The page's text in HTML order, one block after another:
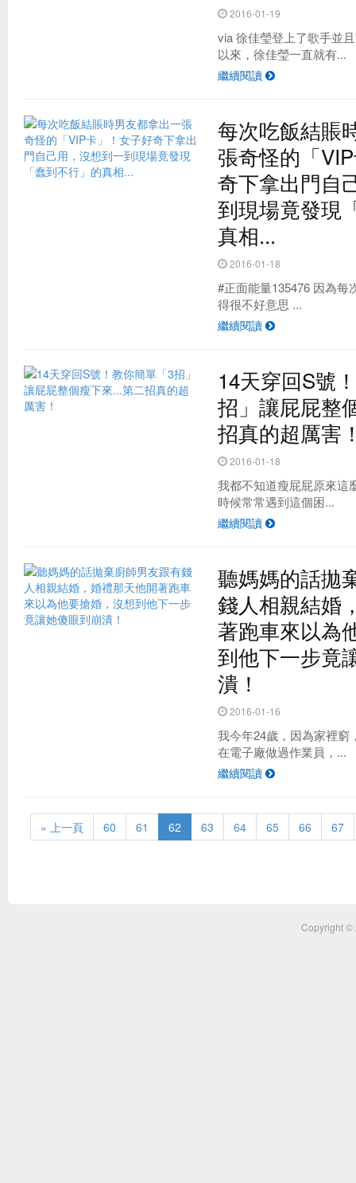
2016-01-19
via 徐佳瑩登上了歌手並
以來，徐佳瑩一直就有...
繼續閱讀
每次吃飯結賬
張奇怪的「
奇下拿出門自
到現場竟發現
真相...
2016-01-18
‪#‎正面能量135476‬ 因為每
得很不好意思 ...
繼續閱讀
14天穿回S號
招」讓屁屁整
招真的超厲害
2016-01-18
我都不知道瘦屁屁原來這
時候常常遇到這個困...
繼續閱讀
聽媽媽的話拋
錢人相親結婚
著跑車來以為
到他下一步竟
潰！
2016-01-16
我今年24歲，因為家裡窮
在電子廠做過作業員，...
繼續閱讀
« 上一頁 60 61 62 63 64 65 66 67
Copyright ©